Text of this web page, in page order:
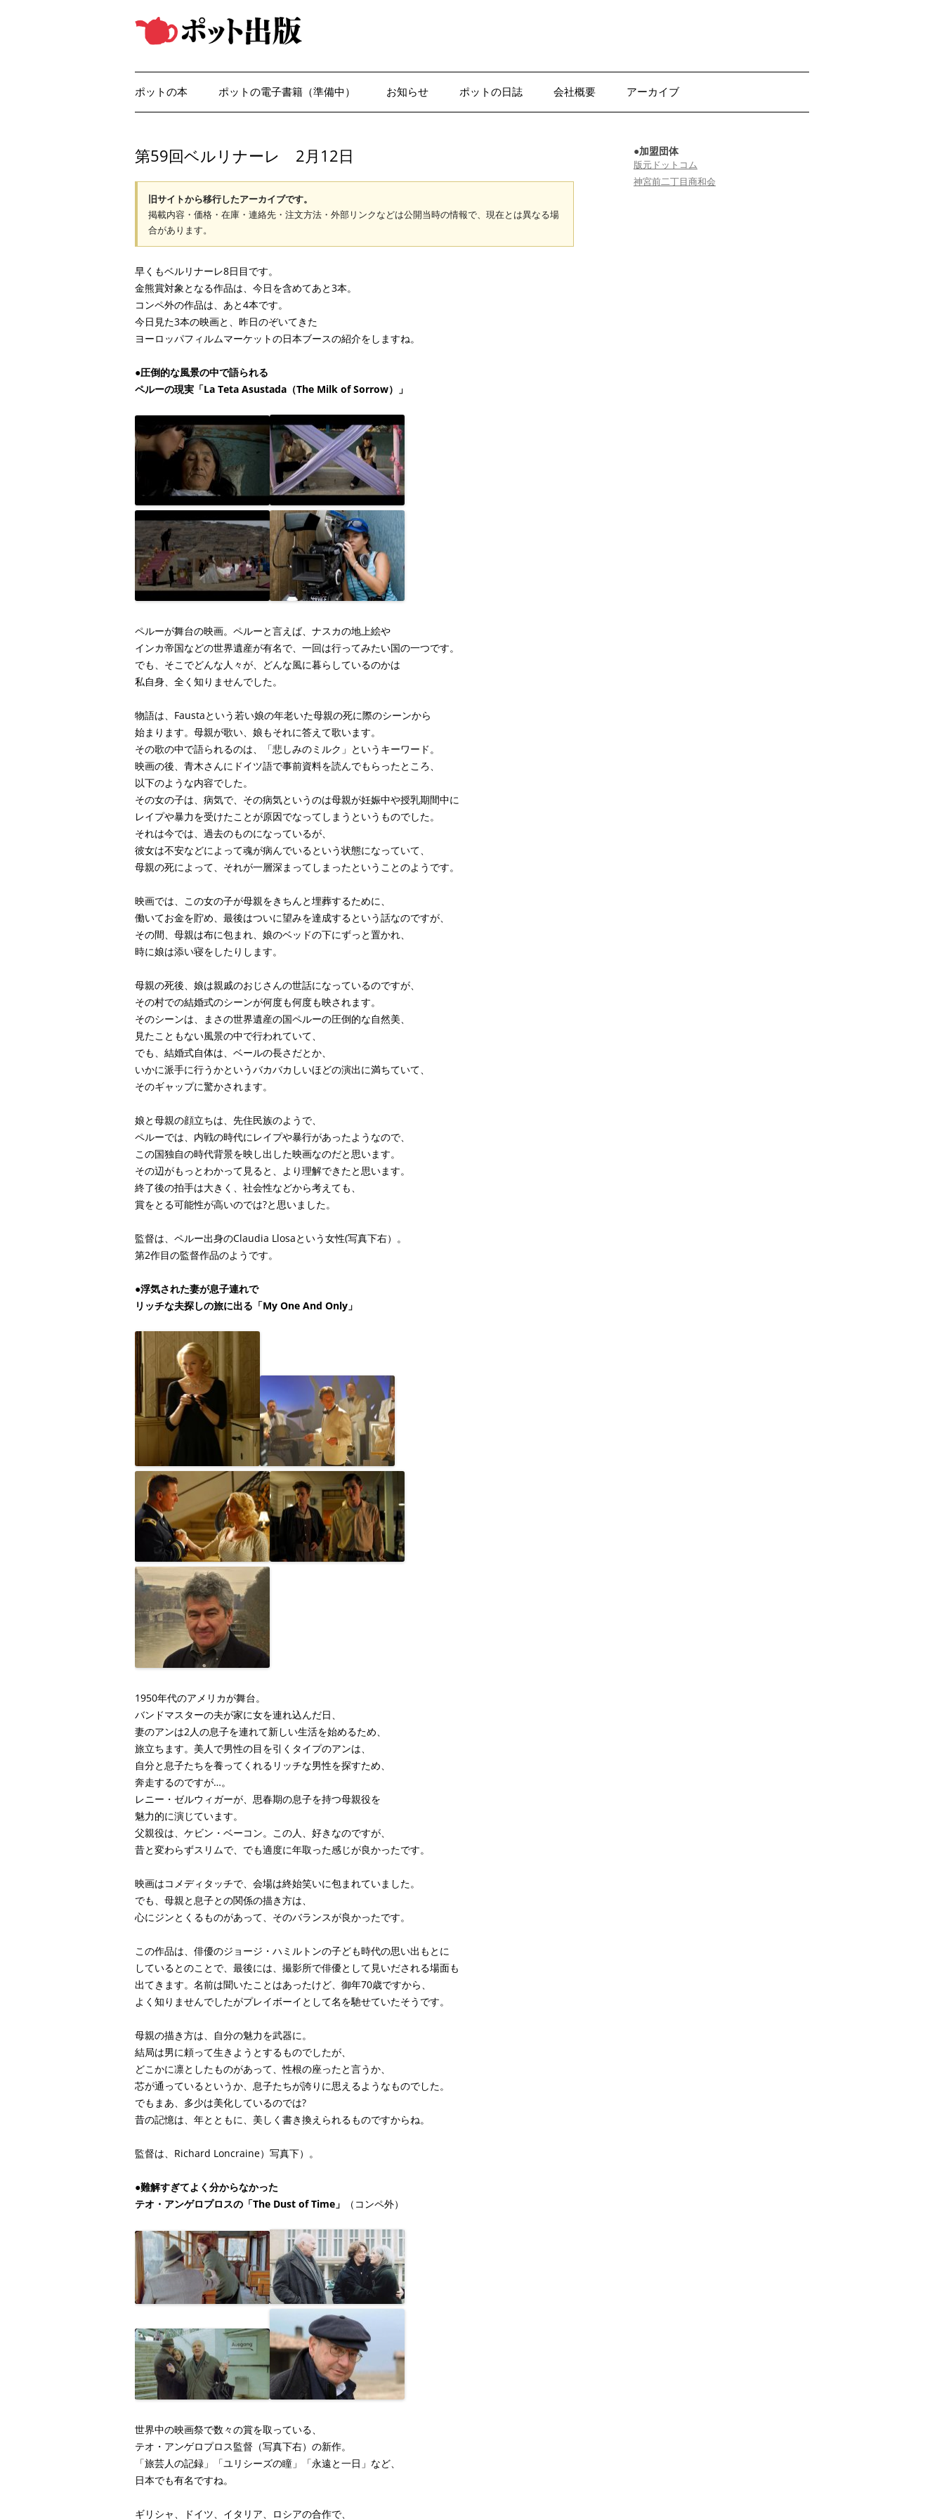
テ
キ
プ
ポットの本 ポットの電子書籍（準備中） お知らせ ポットの日誌 会社概要 アーカイブ
第59回ベルリナーレ 2月12日
旧サイトから移行したアーカイブです。
掲載内容・価格・在庫・連絡先・注文方法・外部リンクなどは公開当時の情報で、現在とは異なる場
合があります。
早くもベルリナーレ8日目です。
金熊賞対象となる作品は、今日を含めてあと3本。
コンペ外の作品は、あと4本です。
今日見た3本の映画と、昨日のぞいてきた
ヨーロッパフィルムマーケットの日本ブースの紹介をしますね。
●圧倒的な風景の中で語られる
ペルーの現実「La Teta Asustada（The Milk of Sorrow）」
ペルーが舞台の映画。ペルーと言えば、ナスカの地上絵や
インカ帝国などの世界遺産が有名で、一回は行ってみたい国の一つです。
でも、そこでどんな人々が、どんな風に暮らしているのかは
私自身、全く知りませんでした。
物語は、Faustaという若い娘の年老いた母親の死に際のシーンから
始まります。母親が歌い、娘もそれに答えて歌います。
その歌の中で語られるのは、「悲しみのミルク」というキーワード。
映画の後、青木さんにドイツ語で事前資料を読んでもらったところ、
以下のような内容でした。
その女の子は、病気で、その病気というのは母親が妊娠中や授乳期間中に
レイプや暴力を受けたことが原因でなってしまうというものでした。
それは今では、過去のものになっているが、
彼女は不安などによって魂が病んでいるという状態になっていて、
母親の死によって、それが一層深まってしまったということのようです。
映画では、この女の子が母親をきちんと埋葬するために、
働いてお金を貯め、最後はついに望みを達成するという話なのですが、
その間、母親は布に包まれ、娘のベッドの下にずっと置かれ、
時に娘は添い寝をしたりします。
母親の死後、娘は親戚のおじさんの世話になっているのですが、
その村での結婚式のシーンが何度も何度も映されます。
そのシーンは、まさの世界遺産の国ペルーの圧倒的な自然美、
見たこともない風景の中で行われていて、
でも、結婚式自体は、ベールの長さだとか、
いかに派手に行うかというバカバカしいほどの演出に満ちていて、
そのギャップに驚かされます。
娘と母親の顔立ちは、先住民族のようで、
ペルーでは、内戦の時代にレイプや暴行があったようなので、
この国独自の時代背景を映し出した映画なのだと思います。
その辺がもっとわかって見ると、より理解できたと思います。
終了後の拍手は大きく、社会性などから考えても、
賞をとる可能性が高いのでは?と思いました。
監督は、ペルー出身のClaudia Llosaという女性(写真下右）。
第2作目の監督作品のようです。
●浮気された妻が息子連れで
リッチな夫探しの旅に出る「My One And Only」
1950年代のアメリカが舞台。
バンドマスターの夫が家に女を連れ込んだ日、
妻のアンは2人の息子を連れて新しい生活を始めるため、
旅立ちます。美人で男性の目を引くタイプのアンは、
自分と息子たちを養ってくれるリッチな男性を探すため、
奔走するのですが…。
レニー・ゼルウィガーが、思春期の息子を持つ母親役を
魅力的に演じています。
父親役は、ケビン・ベーコン。この人、好きなのですが、
昔と変わらずスリムで、でも適度に年取った感じが良かったです。
映画はコメディタッチで、会場は終始笑いに包まれていました。
でも、母親と息子との関係の描き方は、
心にジンとくるものがあって、そのバランスが良かったです。
この作品は、俳優のジョージ・ハミルトンの子ども時代の思い出もとに
しているとのことで、最後には、撮影所で俳優として見いだされる場面も
出てきます。名前は聞いたことはあったけど、御年70歳ですから、
よく知りませんでしたがプレイボーイとして名を馳せていたそうです。
母親の描き方は、自分の魅力を武器に。
結局は男に頼って生きようとするものでしたが、
どこかに凛としたものがあって、性根の座ったと言うか、
芯が通っているというか、息子たちが誇りに思えるようなものでした。
でもまあ、多少は美化しているのでは?
昔の記憶は、年とともに、美しく書き換えられるものですからね。
監督は、Richard Loncraine）写真下）。
●難解すぎてよく分からなかった
テオ・アンゲロプロスの「The Dust of Time」
（コンペ外）
世界中の映画祭で数々の賞を取っている、
テオ・アンゲロプロス監督（写真下右）の新作。
「旅芸人の記録」「ユリシーズの瞳」「永遠と一日」など、
日本でも有名ですね。
ギリシャ、ドイツ、イタリア、ロシアの合作で、
●加盟団体
版元ドットコム
神宮前二丁目商和会